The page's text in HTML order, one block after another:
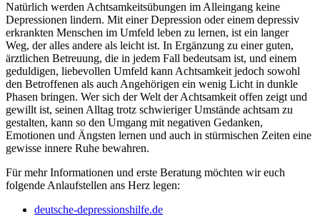
Natürlich werden Achtsamkeitsübungen im Alleingang keine
Depressionen lindern. Mit einer Depression oder einem depressiv
erkrankten Menschen im Umfeld leben zu lernen, ist ein langer
Weg, der alles andere als leicht ist. In Ergänzung zu einer guten,
ärztlichen Betreuung, die in jedem Fall bedeutsam ist, und einem
geduldigen, liebevollen Umfeld kann Achtsamkeit jedoch sowohl
den Betroffenen als auch Angehörigen ein wenig Licht in dunkle
Phasen bringen. Wer sich der Welt der Achtsamkeit offen zeigt und
gewillt ist, seinen Alltag trotz schwieriger Umstände achtsam zu
gestalten, kann so den Umgang mit negativen Gedanken,
Emotionen und Ängsten lernen und auch in stürmischen Zeiten eine
gewisse innere Ruhe bewahren.
Für mehr Informationen und erste Beratung möchten wir euch
folgende Anlaufstellen ans Herz legen:
deutsche-depressionshilfe.de